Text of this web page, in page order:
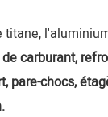
carburant,
chocs,